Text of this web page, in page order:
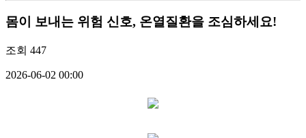
몸이 보내는 위험 신호, 온열질환을 조심하세요!
조회 447
2026-06-02 00:00